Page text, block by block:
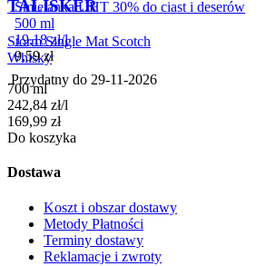
Śmietanka UHT 30% do ciast i deserów
500 ml
19,18 zł/l
Cena
9,59 zł
Przydatny do 29-11-2026
TALISKER
Storm Single Mat Scotch
Whisky
700 ml
242,84 zł/l
Cena
169,99 zł
Do koszyka
Dostawa
Koszt i obszar dostawy
Metody Płatności
Terminy dostawy
Reklamacje i zwroty